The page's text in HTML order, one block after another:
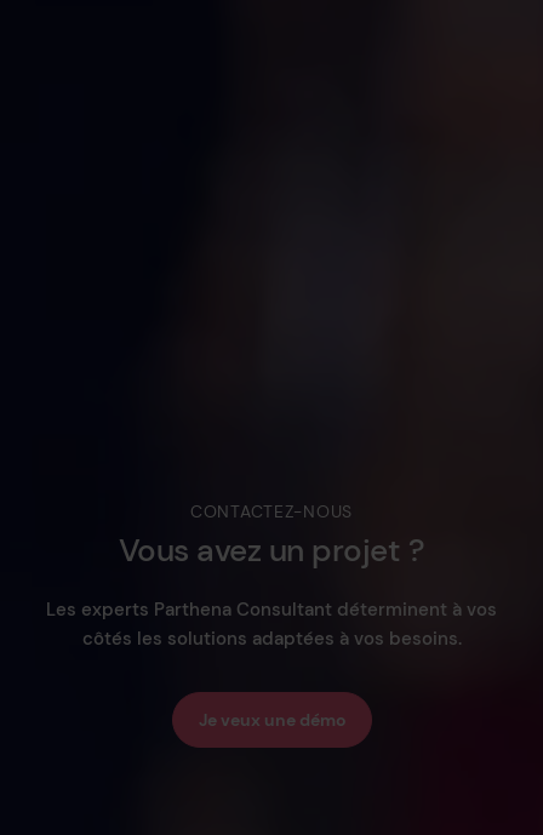
CONTACTEZ-NOUS
Vous avez un projet ?
Les experts Parthena Consultant déterminent à vos
côtés les solutions adaptées à vos besoins.
Je veux une démo